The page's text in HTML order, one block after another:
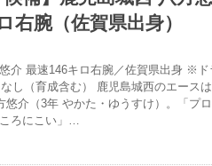
右腕（佐賀県出身）
介 最速146キロ右腕／佐賀県出身 ※ド
し（育成含む） 鹿児島城西のエース
悠介（3年 やかた・ゆうすけ）。「プ
ろにこい」…